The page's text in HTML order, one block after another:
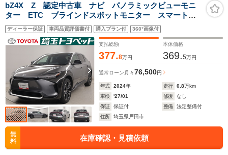
bZ4X Z 認定中古車 ナビ パノラミックビューモニ
ター ETC ブラインドスポットモニター スマートキ
ー2個
ディーラー保証 車両品質評価書付 購入プラン付 360°画像付
支払総額
377.8万円
本体価格
369.5万円
通常ローン 月々76,500円
年式 2024年 走行 0.8万km
車検
'27/01 修復
なし
保証
保証付 整備
法定整備付
住所
埼玉県戸田市
無
料
在庫確認・見積依頼